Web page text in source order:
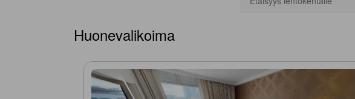
Huonevalikoima